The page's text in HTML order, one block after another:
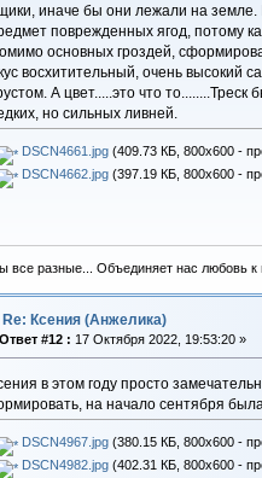
иначе бы они лежали на
поврежденных ягод, потому
основных гроздей,
восхитительный, очень высокий
А цвет.....это что
но сильных ливней.
DSCN4661.jpg(409.73 КБ, 800x600 -
DSCN4662.jpg(397.19 КБ, 800x600 -
все разные... Объединяет нас любовь к
Re: Ксения (Анжелика)
Ответ #12 : 17 Октября 2022, 19:53:20 »
в этом году просто
на начало сентября
DSCN4967.jpg(380.15 КБ, 800x600 -
DSCN4982.jpg(402.31 КБ, 800x600 -